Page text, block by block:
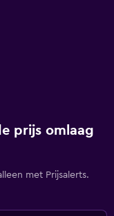
prijs omlaag
met Prijsalerts.